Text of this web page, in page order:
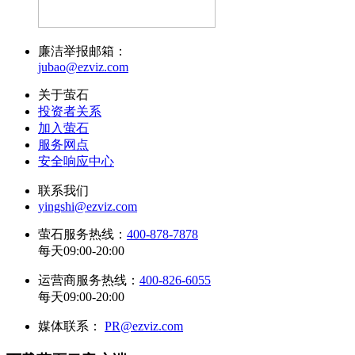
廉洁举报邮箱：
jubao@ezviz.com
关于萤石
投资者关系
加入萤石
服务网点
安全响应中心
联系我们
yingshi@ezviz.com
萤石服务热线： 400-878-7878
每天09:00-20:00
运营商服务热线： 400-826-6055
每天09:00-20:00
媒体联系： PR@ezviz.com